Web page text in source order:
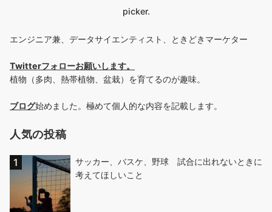
picker.
エンジニア兼、データサイエンティスト、ときどきマーケター
Twitterフォローお願いします。
植物（多肉、熱帯植物、盆栽）を育てるのが趣味。
ブログ始めました。極めて個人的な内容を記載します。
人気の投稿
サッカー、バスケ、野球 試合に出れないときに
考えてほしいこと